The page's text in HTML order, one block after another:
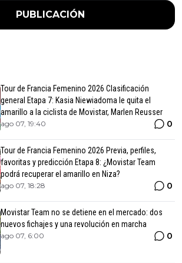
PUBLICACIÓN
Tour de Francia Femenino 2026 Clasificación
general Etapa 7: Kasia Niewiadoma le quita el
amarillo a la ciclista de Movistar, Marlen Reusser
ago 07, 19:40 0
Tour de Francia Femenino 2026 Previa, perfiles,
favoritas y predicción Etapa 8: ¿Movistar Team
podrá recuperar el amarillo en Niza?
ago 07, 18:28 0
Movistar Team no se detiene en el mercado: dos
nuevos fichajes y una revolución en marcha
ago 07, 6:00 0